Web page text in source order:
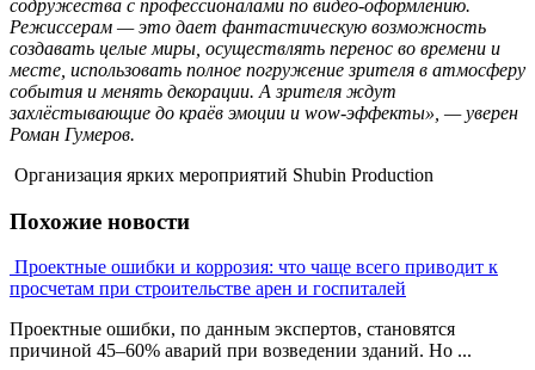
содружества с профессионалами по видео-оформлению.
Режиссерам — это дает фантастическую возможность
создавать целые миры, осуществлять перенос во времени и
месте, использовать полное погружение зрителя в атмосферу
события и менять декорации. А зрителя ждут
захлёстывающие до краёв эмоции и wow-эффекты», — уверен
Роман Гумеров.
Организация ярких мероприятий Shubin Production
Похожие новости
Проектные ошибки и коррозия: что чаще всего приводит к
просчетам при строительстве арен и госпиталей
Проектные ошибки, по данным экспертов, становятся
причиной 45–60% аварий при возведении зданий. Но ...